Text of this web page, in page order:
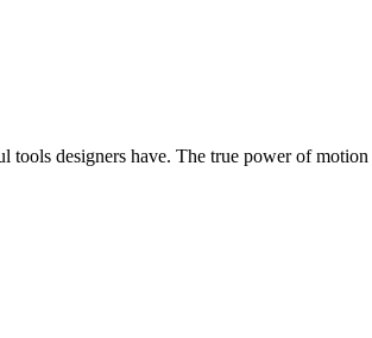
designers have. The true power of motion